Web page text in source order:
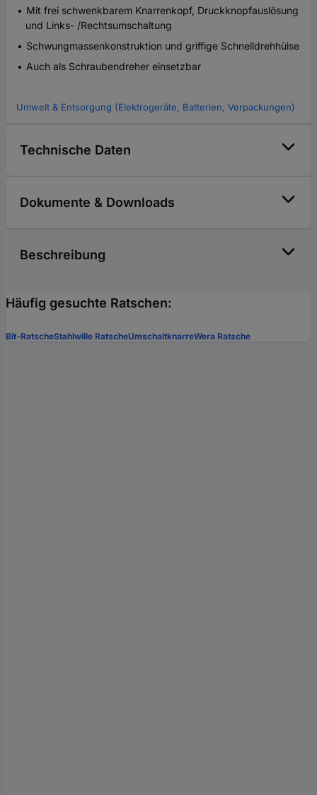
Mit frei schwenkbarem Knarrenkopf, Druckknopfauslösung
und Links- /Rechtsumschaltung
Schwungmassenkonstruktion und griffige Schnelldrehhülse
Auch als Schraubendreher einsetzbar
Umwelt & Entsorgung (Elektrogeräte, Batterien, Verpackungen)
Technische Daten
Dokumente & Downloads
Beschreibung
Häufig gesuchte Ratschen:
Bit-RatscheStahlwille RatscheUmschaltknarreWera Ratsche